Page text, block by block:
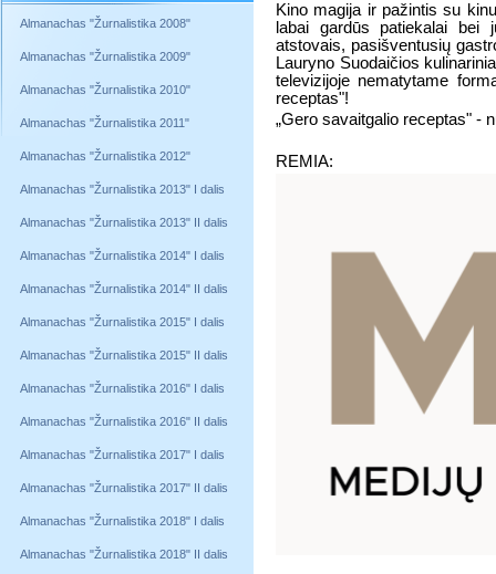
Almanachas "Žurnalistika 2008"
Almanachas "Žurnalistika 2009"
Almanachas "Žurnalistika 2010"
Almanachas "Žurnalistika 2011"
Almanachas "Žurnalistika 2012"
Almanachas "Žurnalistika 2013" I dalis
Almanachas "Žurnalistika 2013" II dalis
Almanachas "Žurnalistika 2014" I dalis
Almanachas "Žurnalistika 2014" II dalis
Almanachas "Žurnalistika 2015" I dalis
Almanachas "Žurnalistika 2015" II dalis
Almanachas "Žurnalistika 2016" I dalis
Almanachas "Žurnalistika 2016" II dalis
Almanachas "Žurnalistika 2017" I dalis
Almanachas "Žurnalistika 2017" II dalis
Almanachas "Žurnalistika 2018" I dalis
Almanachas "Žurnalistika 2018" II dalis
Kino magija ir pažintis su
labai gardūs patiekalai bei
atstovais, pasišventusių
Lauryno Suodaičios
televizijoje nematytame
receptas"!
„Gero savaitgalio receptas" -
REMIA: